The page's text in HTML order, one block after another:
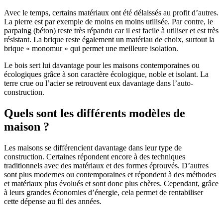
Avec le temps, certains matériaux ont été délaissés au profit d’autres.
La pierre est par exemple de moins en moins utilisée. Par contre, le
parpaing (béton) reste très répandu car il est facile à utiliser et est très
résistant. La brique reste également un matériau de choix, surtout la
brique « monomur » qui permet une meilleure isolation.
Le bois sert lui davantage pour les maisons contemporaines ou
écologiques grâce à son caractère écologique, noble et isolant. La
terre crue ou l’acier se retrouvent eux davantage dans l’auto-
construction.
Quels sont les différents modèles de
maison ?
Les maisons se différencient davantage dans leur type de
construction. Certaines répondent encore à des techniques
traditionnels avec des matériaux et des formes éprouvés. D’autres
sont plus modernes ou contemporaines et répondent à des méthodes
et matériaux plus évolués et sont donc plus chères. Cependant, grâce
à leurs grandes économies d’énergie, cela permet de rentabiliser
cette dépense au fil des années.